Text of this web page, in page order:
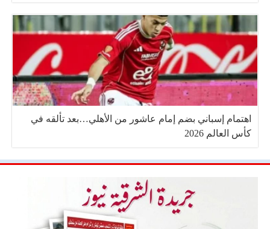
اهتمام إسباني بضم إمام عاشور من الأهلي…بعد تألقه في
كأس العالم 2026